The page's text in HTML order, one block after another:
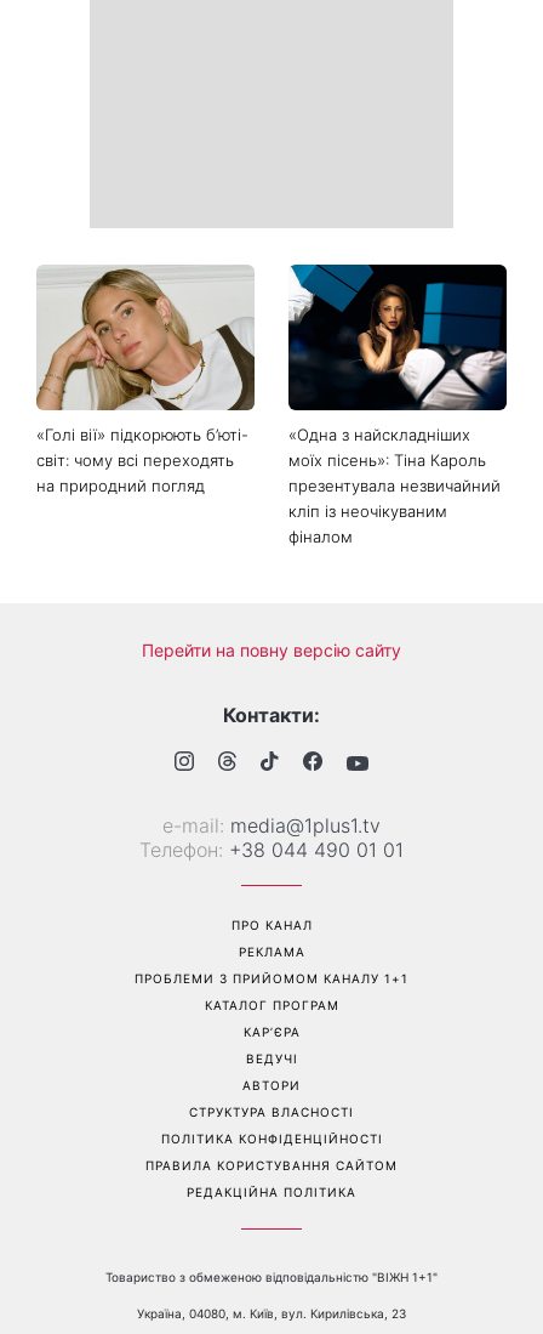
День ангела Миколи 8
серпня: хто ще відзначає
іменини та якою буде осінь
за прикметами
Не лише генетика: співачка
Lama приголомшила
зізнанням, через що в свої
50 виглядає настільки
світ: чому всі переходять
моїх пісень»: Тіна Кароль
презентувала незвичайний
кліп із неочікуваним
фіналом